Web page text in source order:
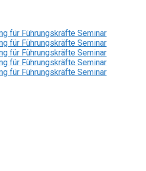
für Führungskräfte Seminar
für Führungskräfte Seminar
für Führungskräfte Seminar
für Führungskräfte Seminar
für Führungskräfte Seminar